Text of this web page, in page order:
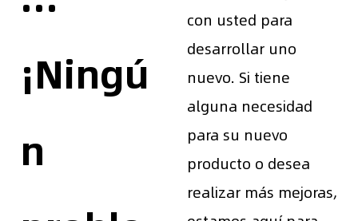
¡Ningú
n
con usted para
desarrollar uno
nuevo. Si tiene
alguna necesidad
para su nuevo
producto o desea
realizar más mejoras,